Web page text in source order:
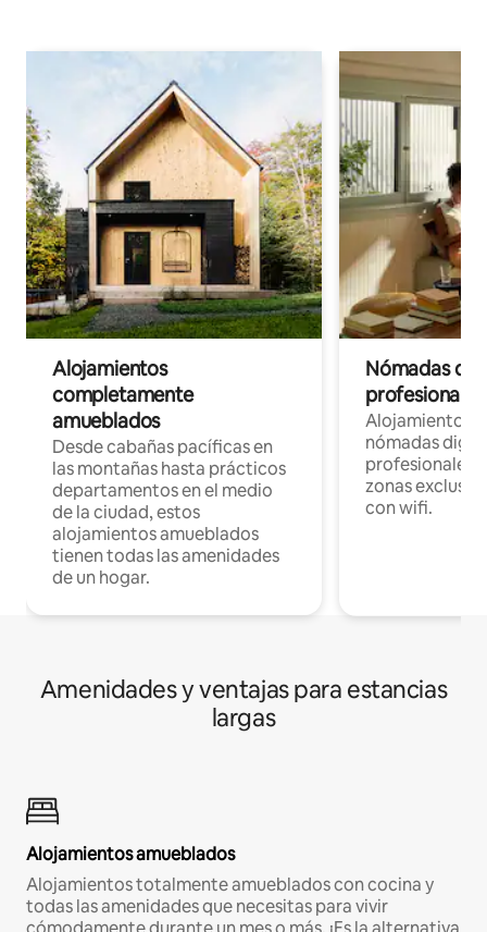
Alojamientos
completamente
amueblados
Desde cabañas pacíficas en
las montañas hasta prácticos
departamentos en el medio
de la ciudad, estos
alojamientos amueblados
tienen todas las amenidades
de un hogar.
Nómadas
Alojamientos
nómadas
profesionales
zonas
con wifi.
Amenidades y ventajas para estancias
largas
Alojamientos amueblados
Alojamientos totalmente amueblados con cocina y
todas las amenidades que necesitas para vivir